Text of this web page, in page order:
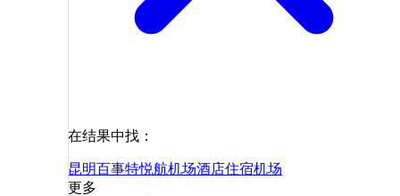
在结果中找：
昆明百事特悦航机场酒店住宿机场
更多